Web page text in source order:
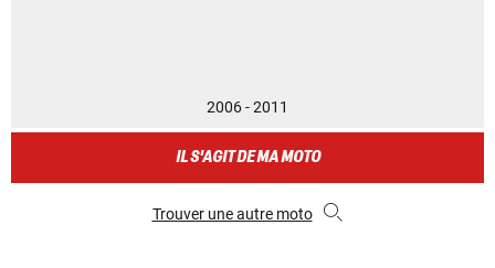
2006 - 2011
IL S'AGIT DE MA MOTO
Trouver une autre moto